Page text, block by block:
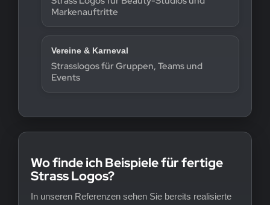
Markenauftritte
Vereine & Karneval
Strasslogos für Gruppen, Teams und
Events
Wo finde ich Beispiele für fertige
Strass Logos?
In unseren Referenzen sehen Sie bereits realisierte